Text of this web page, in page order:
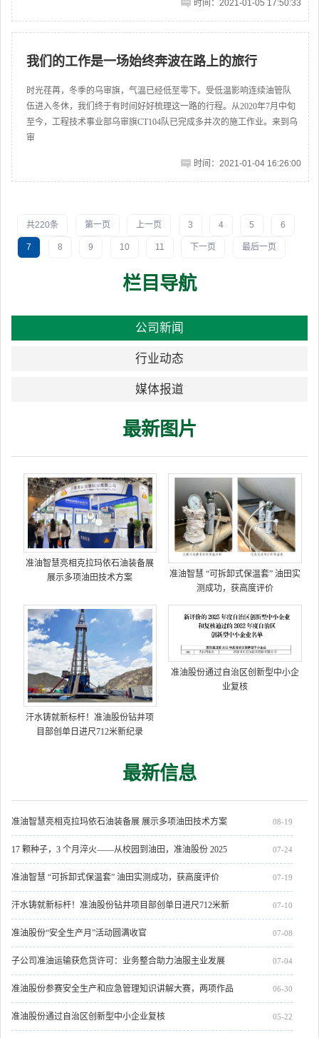
时间：2021-01-05 17:50:33
我们的工作是一场始终奔波在路上的旅行
时光荏苒，冬季的乌审旗，气温已经低至零下。受低温影响连续油管队
伍进入冬休，我们终于有时间好好梳理这一路的行程。从2020年7月中旬
至今，工程技术事业部乌审旗CT104队已完成多井次的施工作业。来到乌
审
时间：2021-01-04 16:26:00
共220条 第一页 上一页 3 4 5 6
7 8 9 10 11 下一页 最后一页
栏目导航
公司新闻
行业动态
媒体报道
最新图片
准油智慧亮相克拉玛依石油装备展
展示多项油田技术方案
准油智慧 “可拆卸式保温套” 油田实
测成功，获高度评价
汗水铸就新标杆！准油股份钻井项
目部创单日进尺712米新纪录
准油股份通过自治区创新型中小企
业复核
最新信息
08-19
准油智慧亮相克拉玛依石油装备展 展示多项油田技术方案
07-24
17 颗种子，3 个月淬火——从校园到油田，准油股份 2025
届新员工开启人生新章 07-19
准油智慧 “可拆卸式保温套” 油田实测成功，获高度评价
07-10
汗水铸就新标杆！准油股份钻井项目部创单日进尺712米新
纪录 07-08
准油股份“安全生产月”活动圆满收官
07-04
子公司准油运输获危货许可：业务整合助力油服主业发展
06-30
准油股份参赛安全生产和应急管理知识讲解大赛，两项作品
摘得荣誉 05-22
准油股份通过自治区创新型中小企业复核